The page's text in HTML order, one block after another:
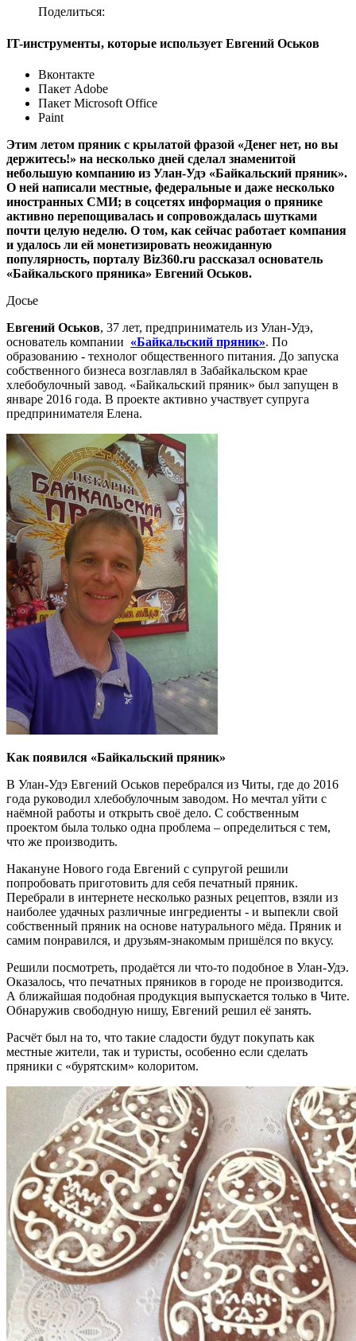
Поделиться:
IT-инструменты, которые использует Евгений Оськов
Вконтакте
Пакет Adobe
Пакет Microsoft Office
Paint
Этим летом пряник с крылатой фразой «Денег нет, но вы
держитесь!» на несколько дней сделал знаменитой
небольшую компанию из Улан-Удэ «Байкальский пряник».
О ней написали местные, федеральные и даже несколько
иностранных СМИ; в соцсетях информация о прянике
активно перепощивалась и сопровождалась шутками
почти целую неделю. О том, как сейчас работает компания
и удалось ли ей монетизировать неожиданную
популярность, порталу Biz360.ru рассказал основатель
«Байкальского пряника» Евгений Оськов.
Досье
Евгений Оськов, 37 лет, предприниматель из Улан-Удэ,
основатель компании «Байкальский пряник». По
образованию - технолог общественного питания. До запуска
собственного бизнеса возглавлял в Забайкальском крае
хлебобулочный завод. «Байкальский пряник» был запущен в
январе 2016 года. В проекте активно участвует супруга
предпринимателя Елена.
Как появился «Байкальский пряник»
В Улан-Удэ Евгений Оськов перебрался из Читы, где до 2016
года руководил хлебобулочным заводом. Но мечтал уйти с
наёмной работы и открыть своё дело. С собственным
проектом была только одна проблема – определиться с тем,
что же производить.
Накануне Нового года Евгений с супругой решили
попробовать приготовить для себя печатный пряник.
Перебрали в интернете несколько разных рецептов, взяли из
наиболее удачных различные ингредиенты - и выпекли свой
собственный пряник на основе натурального мёда. Пряник и
самим понравился, и друзьям-знакомым пришёлся по вкусу.
Решили посмотреть, продаётся ли что-то подобное в Улан-Удэ.
Оказалось, что печатных пряников в городе не производится.
А ближайшая подобная продукция выпускается только в Чите.
Обнаружив свободную нишу, Евгений решил её занять.
Расчёт был на то, что такие сладости будут покупать как
местные жители, так и туристы, особенно если сделать
пряники с «бурятским» колоритом.